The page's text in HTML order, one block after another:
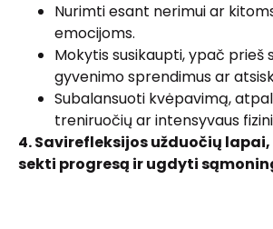
Nurimti esant nerimui ar
emocijoms.
Mokytis susikaupti, ypač prieš
gyvenimo sprendimus ar
Subalansuoti kvėpavimą,
treniruočių ar intensyvaus
4. Savirefleksijos užduočių
sekti progresą ir ugdyti